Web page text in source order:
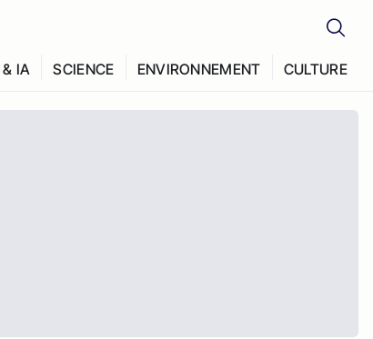
IA SCIENCE ENVIRONNEMENT CULTURE